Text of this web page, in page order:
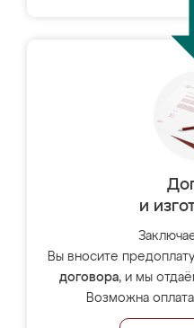
и
Вы вносите
договора, и мы
Возможна